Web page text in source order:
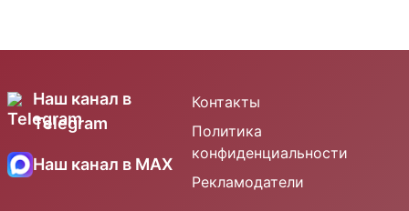
Наш канал в
Telegram
Наш канал в MAX
Контакты
Политика
конфиденциальности
Рекламодатели